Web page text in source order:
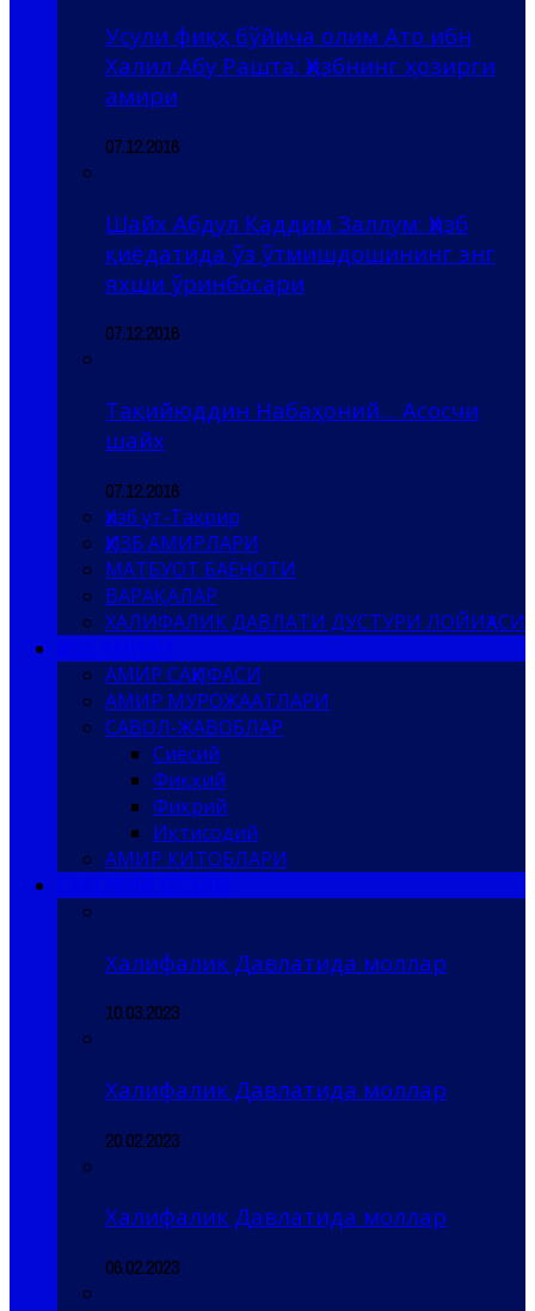
Усули фиқҳ бўйича олим Ато ибн
Халил Абу Рашта: Ҳизбнинг ҳозирги
амири
07.12.2016
Шайх Абдул Қаддим Заллум: Ҳизб
қиёдатида ўз ўтмишдошининг энг
яхши ўринбосари
07.12.2016
Тақийюддин Набаҳоний… Асосчи
шайх
07.12.2016
Ҳизб ут-Таҳрир
ҲИЗБ АМИРЛАРИ
МАТБУОТ БАЁНОТИ
ВАРАҚАЛАР
ХАЛИФАЛИК ДАВЛАТИ ДУСТУРИ ЛОЙИҲАСИ
АМИР САҲИФАСИ
АМИР МУРОЖААТЛАРИ
САВОЛ-ЖАВОБЛАР
Сиёсий
Фиқҳий
Фикрий
Иқтисодий
АМИР КИТОБЛАРИ
Халифалик Давлатида моллар
10.03.2023
Халифалик Давлатида моллар
20.02.2023
Халифалик Давлатида моллар
06.02.2023